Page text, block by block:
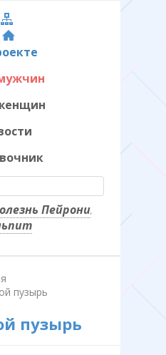
Пейрони,
пузырь
пузырь